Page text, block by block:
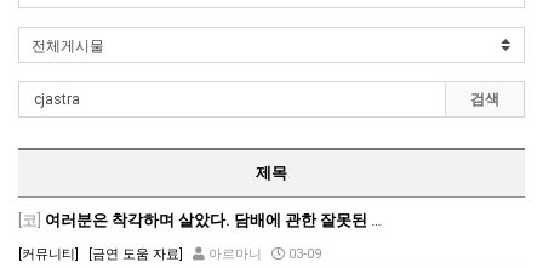
검색
제목
[코] 여러분은 착각하며 살았다. 담배에 관한 잘못된 상식
[커뮤니티] [금연 도움 자료] 아르마니 03-09